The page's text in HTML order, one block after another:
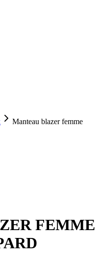
Manteau blazer femme
FEMME